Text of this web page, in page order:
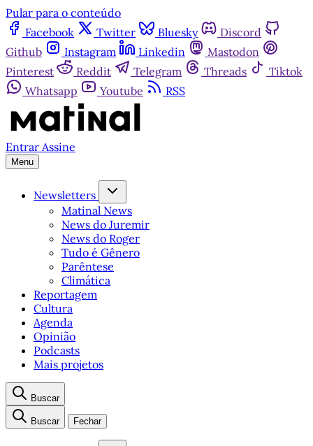
Pular para o conteúdo
Facebook
Twitter Bluesky
Discord
Github
Instagram Linkedin
Mastodon
Pinterest
Reddit Telegram Threads
Tiktok
Whatsapp
Youtube RSS
Entrar Assine
Menu
Newsletters
Matinal News
News do Juremir
News do Roger
Tudo é Gênero
Parêntese
Climática
Reportagem
Cultura
Agenda
Opinião
Podcasts
Mais projetos
Buscar
Buscar Fechar